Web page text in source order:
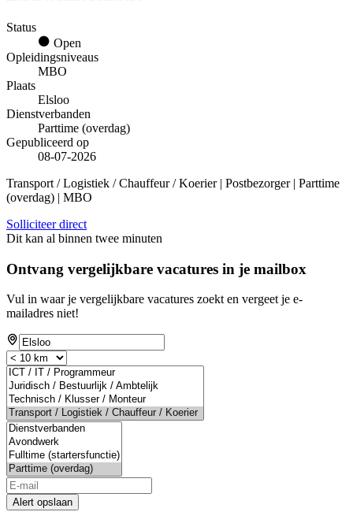
Status
Open
Opleidingsniveaus
MBO
Plaats
Elsloo
Dienstverbanden
Parttime (overdag)
Gepubliceerd op
08-07-2026
Transport / Logistiek / Chauffeur / Koerier | Postbezorger | Parttime
(overdag) | MBO
Solliciteer direct
Dit kan al binnen twee minuten
Ontvang vergelijkbare vacatures in je mailbox
Vul in waar je vergelijkbare vacatures zoekt en vergeet je e-
mailadres niet!
Alert opslaan